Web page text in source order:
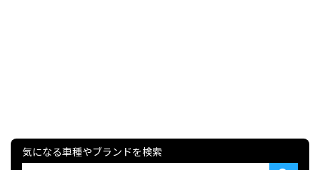
気になる車種やブランドを検索